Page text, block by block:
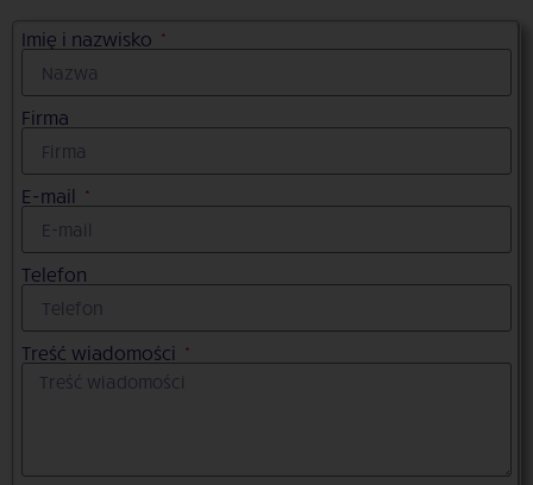
Imię i nazwisko
Firma
E-mail
Telefon
Treść wiadomości